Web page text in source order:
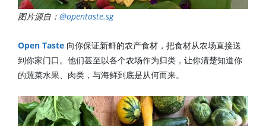
图片源自： @opentaste.sg
Open Taste 向你保证新鲜的农产食材，把食材从农场直接送
到你家门口。他们甚至以各个农场作为归类，让你清楚知道你
的蔬菜水果、肉类，与海鲜到底是从何而来。